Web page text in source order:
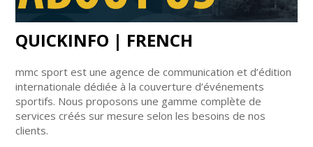
QUICKINFO | FRENCH
mmc sport est une agence de communication et d’édition
internationale dédiée à la couverture d’événements
sportifs. Nous proposons une gamme complète de
services créés sur mesure selon les besoins de nos
clients.